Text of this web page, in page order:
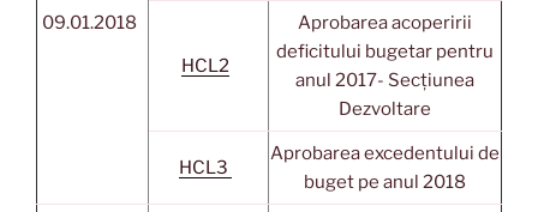
09.01.2018
HCL2
Aprobarea acoperirii
deficitului bugetar pentru
anul 2017- Secțiunea
Dezvoltare
HCL3
Aprobarea excedentului de
buget pe anul 2018